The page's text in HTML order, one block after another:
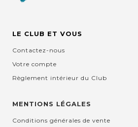
LE CLUB ET VOUS
Contactez-nous
Votre compte
Règlement intérieur du Club
MENTIONS LÉGALES
Conditions générales de vente